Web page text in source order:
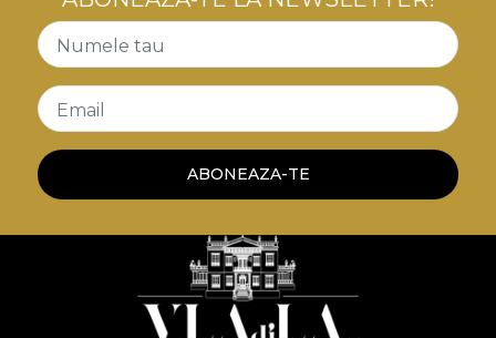
Numele tau
Email
ABONEAZA-TE